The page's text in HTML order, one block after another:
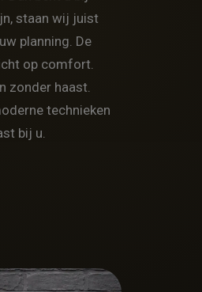
staan wij juist
planning. De
op comfort.
zonder haast.
technieken
bij u.